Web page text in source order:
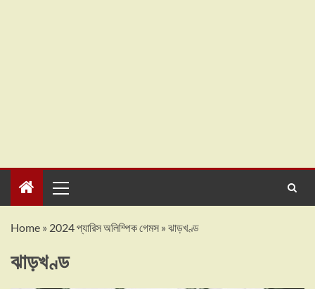
Home » 2024 প্যারিস অলিম্পিক গেমস » ঝাড়খণ্ড
ঝাড়খণ্ড